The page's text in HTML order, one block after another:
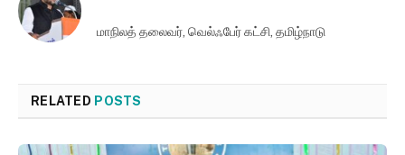
மாநிலத் தலைவர், வெல்ஃபேர் கட்சி, தமிழ்நாடு
RELATED POSTS